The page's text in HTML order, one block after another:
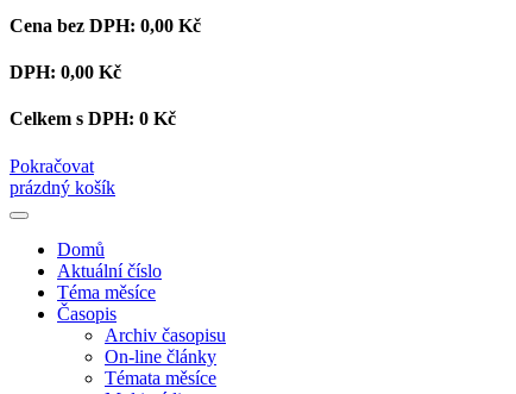
Cena bez DPH: 0,00 Kč
DPH: 0,00 Kč
Celkem s DPH: 0 Kč
Pokračovat
prázdný košík
Domů
Aktuální číslo
Téma měsíce
Časopis
Archiv časopisu
On-line články
Témata měsíce